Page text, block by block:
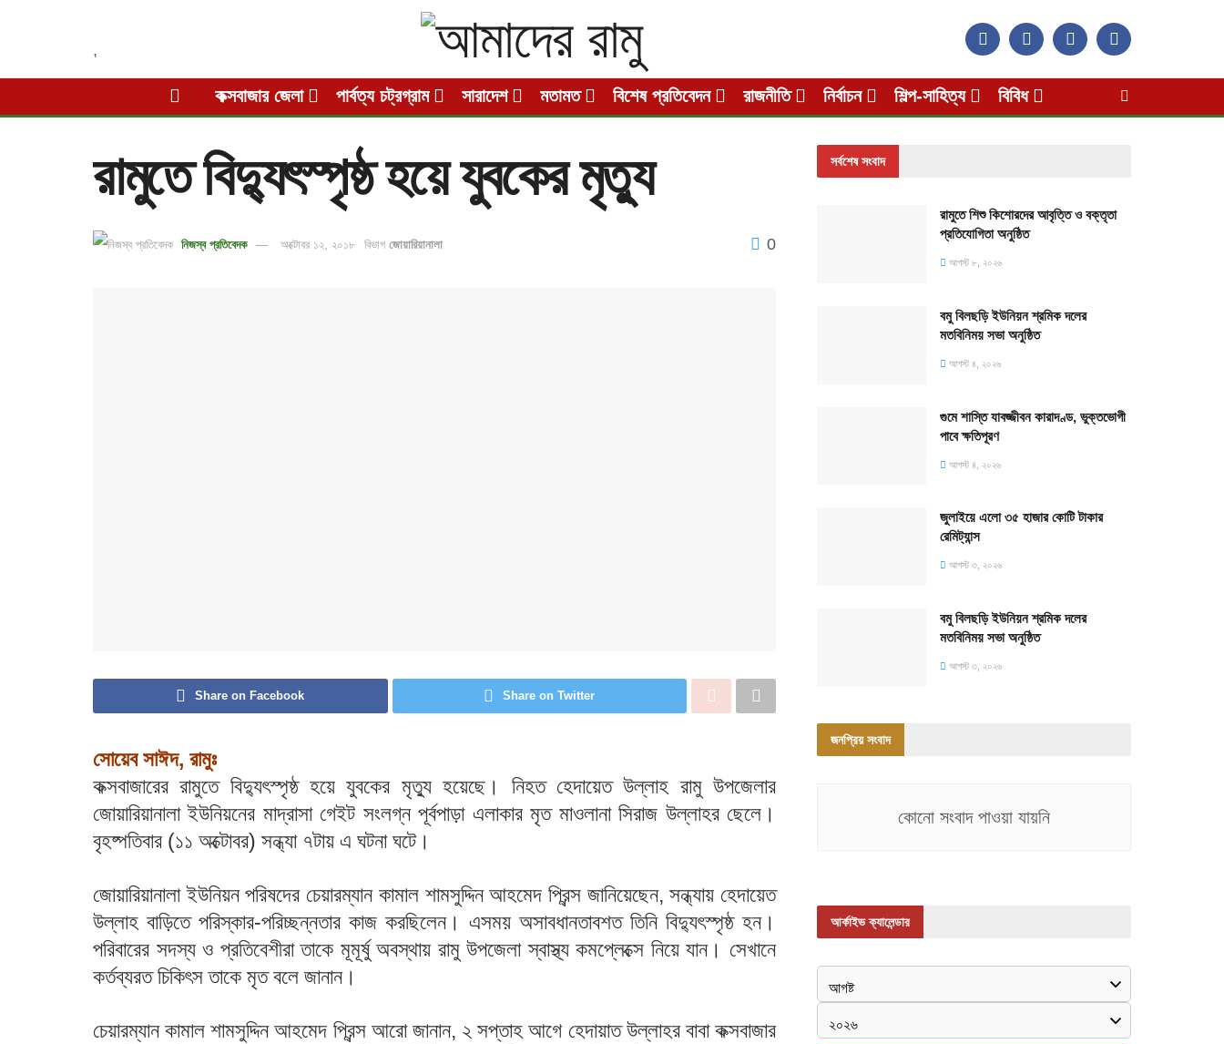
,
কক্সবাজার জেলা পার্বত্য চট্রগ্রাম সারাদেশ মতামত বিশেষ প্রতিবেদন রাজনীতি নির্বাচন শিল্প-সাহিত্য বিবিধ
রামুতে বিদ্যুৎস্পৃষ্ঠ হয়ে যুবকের মৃত্যু
নিজস্ব প্রতিবেদক অক্টোবর ১২, ২০১৮ বিভাগ জোয়ারিয়ানালা 0
Share on Facebook Share on Twitter
সোয়েব সাঈদ, রামুঃ
কক্সবাজারের রামুতে বিদ্যুৎস্পৃষ্ঠ হয়ে যুবকের মৃত্যু হয়েছে। নিহত হেদায়েত উল্লাহ রামু উপজেলার
জোয়ারিয়ানালা ইউনিয়নের মাদ্রাসা গেইট সংলগ্ন পূর্বপাড়া এলাকার মৃত মাওলানা সিরাজ উল্লাহর ছেলে।
বৃহষ্পতিবার (১১ অক্টোবর) সন্ধ্যা ৭টায় এ ঘটনা ঘটে।
জোয়ারিয়ানালা ইউনিয়ন পরিষদের চেয়ারম্যান কামাল শামসুদ্দিন আহমেদ প্রিন্স জানিয়েছেন, সন্ধ্যায় হেদায়েত
উল্লাহ বাড়িতে পরিস্কার-পরিচ্ছন্নতার কাজ করছিলেন। এসময় অসাবধানতাবশত তিনি বিদ্যুৎস্পৃষ্ঠ হন।
পরিবারের সদস্য ও প্রতিবেশীরা তাকে মূমূর্ষু অবস্থায় রামু উপজেলা স্বাস্থ্য কমপ্লেক্সে নিয়ে যান। সেখানে
কর্তব্যরত চিকিৎস তাকে মৃত বলে জানান।
চেয়ারম্যান কামাল শামসুদ্দিন আহমেদ প্রিন্স আরো জানান, ২ সপ্তাহ আগে হেদায়াত উল্লাহর বাবা কক্সবাজার
সর্বশেষ সংবাদ
রামুতে শিশু কিশোরদের আবৃত্তি ও বক্তৃতা
প্রতিযোগিতা অনুষ্ঠিত
আগস্ট ৮, ২০২৬
বমু বিলছড়ি ইউনিয়ন শ্রমিক দলের
মতবিনিময় সভা অনুষ্ঠিত
আগস্ট ৪, ২০২৬
গুমে শাস্তি যাবজ্জীবন কারাদণ্ড, ভুক্তভোগী
পাবে ক্ষতিপূরণ
আগস্ট ৪, ২০২৬
জুলাইয়ে এলো ৩৫ হাজার কোটি টাকার
রেমিট্যান্স
আগস্ট ৩, ২০২৬
বমু বিলছড়ি ইউনিয়ন শ্রমিক দলের
মতবিনিময় সভা অনুষ্ঠিত
আগস্ট ৩, ২০২৬
জনপ্রিয় সংবাদ
কোনো সংবাদ পাওয়া যায়নি
আর্কাইভ ক্যালেন্ডার